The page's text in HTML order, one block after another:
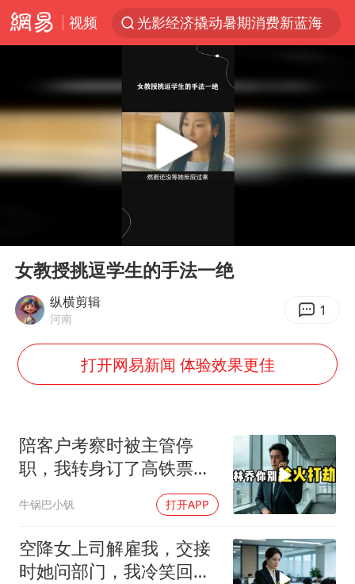
视频
光影经济撬动暑期消费新蓝海
上四休三，但降薪1000元，你接受吗？
央视新主播李秋莹孙亚鹏亮相
情侣平潭拍日出坠崖1死1伤
《欢迎来龙餐馆》口碑
酒店回应车内过夜被收150元
杭州全市有序停课
36岁男演员成景区NPC后人气爆棚
“不怕六爷挂得多 就怕六爷挂一颗”
微信又有新功能，你可以“撤回”你的撤回了！
乐享全民健身 共筑健康中国
Play
女教授挑逗学生的手法一绝
纵横剪辑
河南 1
打开网易新闻 体验效果更佳
陪客户考察时被主管停
职，我转身订了高铁票。
2小时后总监急疯了：12
亿合同没你根本签不了
牛锅巴小钒 打开APP
空降女上司解雇我，交接
时她问部门，我冷笑回